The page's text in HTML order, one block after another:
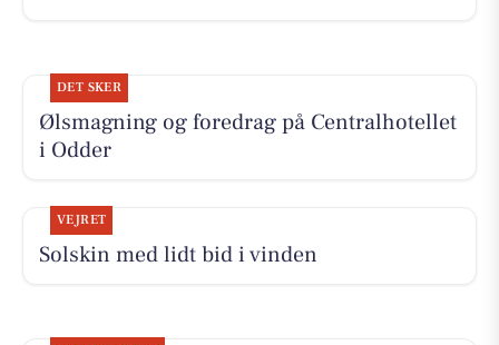
DET SKER
Ølsmagning og foredrag på Centralhotellet
i Odder
VEJRET
Solskin med lidt bid i vinden